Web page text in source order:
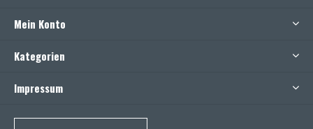
Mein Konto
Kategorien
Impressum